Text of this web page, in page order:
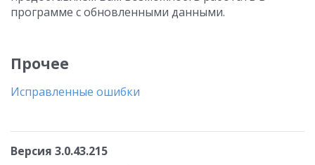
программе с обновленными данными.
Прочее
Исправленные ошибки
Версия 3.0.43.215